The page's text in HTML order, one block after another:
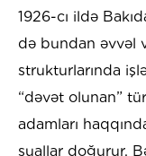
1926-cı ildə
də bundan əvvəl
strukturlarında
“dəvət olunan”
adamları
suallar doğurur.